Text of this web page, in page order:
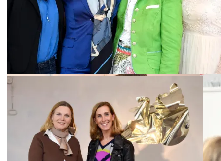
Annette Heuser, Andrea Lange
Clarissa Käfer, Kristina Tröger, Dr. Sonja Lechner